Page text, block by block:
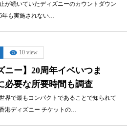
が続いていたディズニーのカウントダウン
年も実施されない…
10 view
ニー】20周年イベいつま
必要な所要時間も調査
界で最もコンパクトであることで知られて
港ディズニー チケットの…